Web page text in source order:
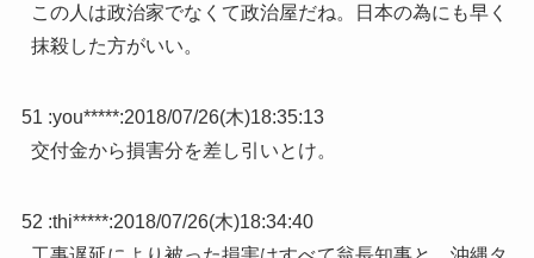
この人は政治家でなくて政治屋だね。日本の為にも早く
抹殺した方がいい。
51 :you*****:2018/07/26(木)18:35:13
交付金から損害分を差し引いとけ。
52 :thi*****:2018/07/26(木)18:34:40